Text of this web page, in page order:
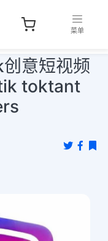
菜单
意短视频
toktant